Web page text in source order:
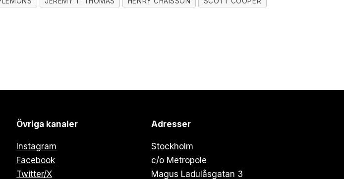
Övriga kanaler
Instagram
Facebook
Twitter/X
Adresser
Stockholm
c/o Metropole
Magus Ladulåsgatan 3